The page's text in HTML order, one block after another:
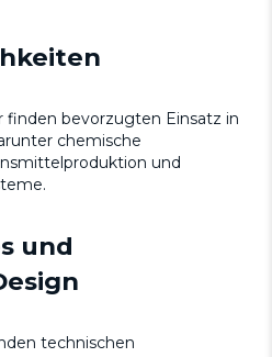
finden bevorzugten Einsatz in
chemische
und
und
technischen